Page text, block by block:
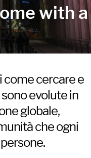
with a
come cercare e
evolute in
globale,
che ogni